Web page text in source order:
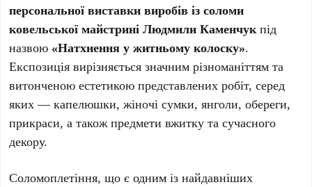
персональної виставки виробів із соломи
ковельської майстрині Людмили Каменчукпід
назвою «Натхнення у житньому колоску».
Експозиція вирізняється значним різноманіттям та
витонченою естетикою представлених робіт, серед
яких — капелюшки, жіночі сумки, янголи, обереги,
прикраси, а також предмети вжитку та сучасного
декору.
Соломоплетіння, що є одним із найдавніших